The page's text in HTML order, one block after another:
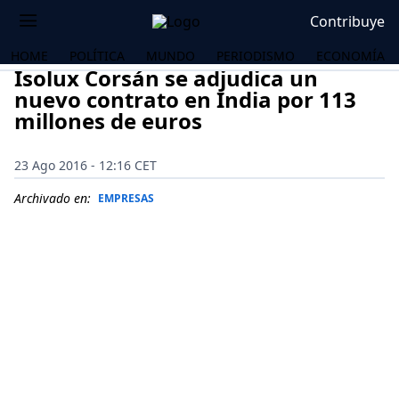
Contribuye
HOME POLÍTICA MUNDO PERIODISMO ECONOMÍA
Isolux Corsán se adjudica un
nuevo contrato en India por 113
millones de euros
23 Ago 2016 - 12:16 CET
Archivado en: EMPRESAS